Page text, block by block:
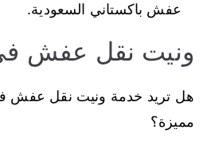
عفش باكستاني السعودية.
ونيت نقل عفش
هل تريد خدمة ونيت نقل عفش
مميزة؟